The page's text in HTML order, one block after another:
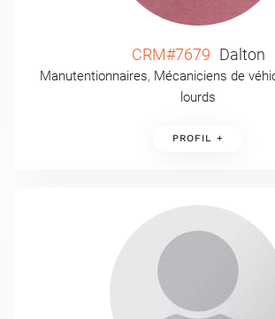
CRM#7679 Dalton
Manutentionnaires, Mécaniciens de
lourds
PROFIL +